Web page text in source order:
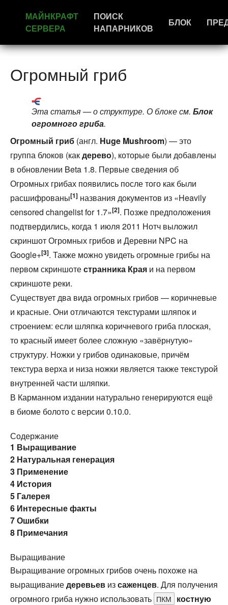
МАЙНКРАФТ
СЕРВЕРА
ПОИСК
НАПАРНИКОВ
БЛОК
Огромный гриб
Эта статья — о структуре. О блоке см. Блок
огромного гриба.
Огромный гриб (англ. Huge Mushroom) — это
группа блоков (какдерево), которые были добавлены
в обновлении Beta 1.8. Первые сведения об
Огромных грибах появились после того как были
расшифрованы[1] названия документов из «Heavily
censored changelist for 1.7»[2]. Позже предположения
подтвердились, когда 1 июля 2011 Нотч выложил
скриншот Огромных грибов и Деревни NPC на
Google+[3]. Также можно увидеть огромные грибы на
первом скриншотестранника Края и на первом
скриншоте реки.
Существует два вида огромных грибов — коричневые
и красные. Они отличаются текстурами шляпок и
строением: если шляпка коричневого гриба плоская,
то красный имеет более сложную «завёрнутую»
структуру. Ножки у грибов одинаковые, причём
текстура верха и низа ножки является также текстурой
внутренней части шляпки.
В Карманном издании натурально генерируются ещё
в биоме болото с версии 0.10.0.
Содержание
1 Выращивание
2 Натуральная генерация
3 Применение
4 История
5 Галерея
6 Интересные факты
7Ошибки
8 Примечания
Выращивание
Выращивание огромных грибов очень похоже на
выращиваниедеревьев изсаженцев. Для получения
огромного гриба нужно использовать ПКМ костную